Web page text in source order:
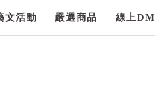
文活動 嚴選商品 線上DM